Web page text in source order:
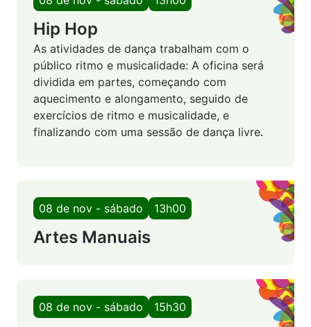
Hip Hop
As atividades de dança trabalham com o
público ritmo e musicalidade: A oficina será
dividida em partes, começando com
aquecimento e alongamento, seguido de
exercícios de ritmo e musicalidade, e
finalizando com uma sessão de dança livre.
08 de nov - sábado 13h00
Artes Manuais
08 de nov - sábado 15h30